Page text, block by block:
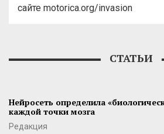
сайте motorica.org/invasion
СТАТЬИ
Нейросеть определила
каждой точки мозга
Редакция